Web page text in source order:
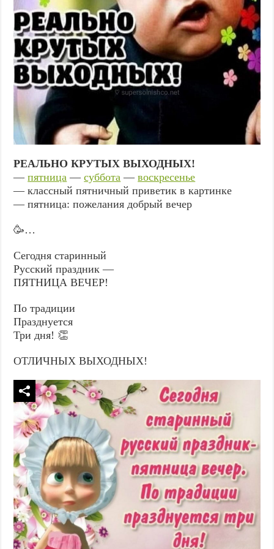
РЕАЛЬНО КРУТЫХ ВЫХОДНЫХ!
—пятница —суббота —воскресенье
— классный пятничный приветик в картинке
— пятница: пожелания добрый вечер
🥳…
Сегодня старинный
Русский праздник —
ПЯТНИЦА ВЕЧЕР!
По традиции
Празднуется
Три дня! 👏
ОТЛИЧНЫХ ВЫХОДНЫХ!